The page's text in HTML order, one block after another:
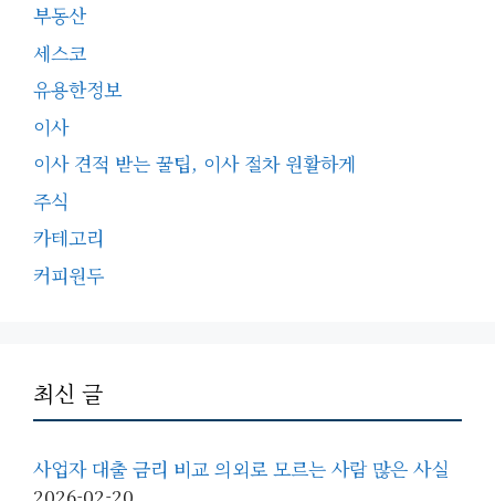
부동산
세스코
유용한정보
이사
이사 견적 받는 꿀팁, 이사 절차 원활하게
주식
카테고리
커피원두
최신 글
사업자 대출 금리 비교 의외로 모르는 사람 많은 사실
2026-02-20